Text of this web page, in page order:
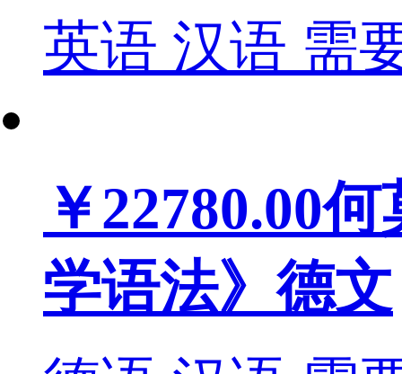
英语 汉语 需
￥22780.00何
学语法》德文